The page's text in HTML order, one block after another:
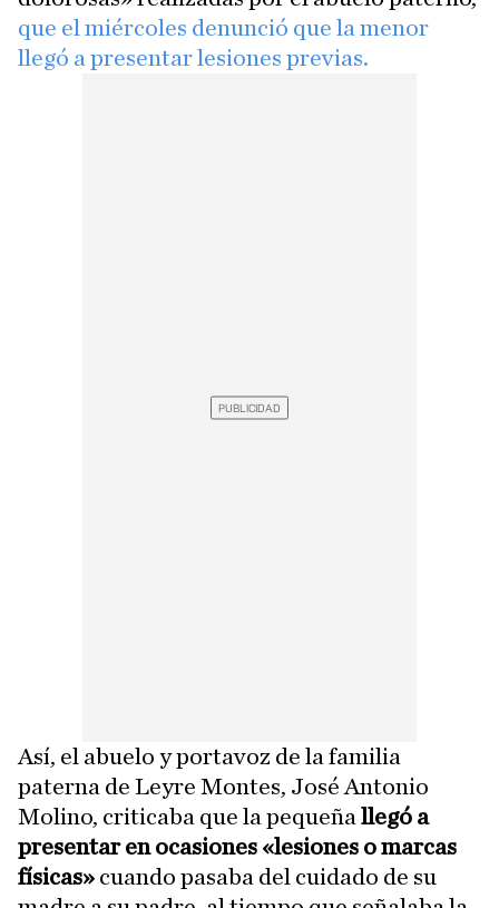
que el miércoles denunció que la menor
llegó a presentar lesiones previas.
Así, el abuelo y portavoz de la familia
paterna de Leyre Montes, José Antonio
Molino, criticaba que la pequeña llegó a
presentar en ocasiones «lesiones o marcas
físicas» cuando pasaba del cuidado de su